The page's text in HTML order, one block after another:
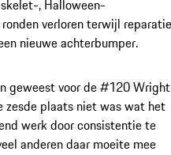
, Halloween-
verloren terwijl
nieuwe achterbumper.
geweest voor de #120 Wright
zesde plaats niet was wat het
werk door consistentie te
anderen daar moeite mee